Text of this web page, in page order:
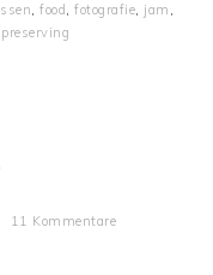
,food ,fotografie, jam ,
preserving
11 Kommentare